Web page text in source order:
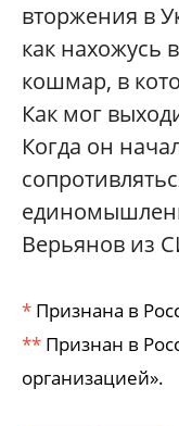
вторжения в
как нахожусь
кошмар, в
Как мог
Когда он
Верьянов из
* Признана в
** Признан в
организацией».